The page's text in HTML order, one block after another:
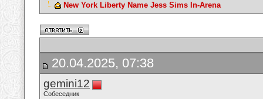
New York Liberty Name Jess Sims In-Arena
20.04.2025, 07:38
gemini12
Собеседник